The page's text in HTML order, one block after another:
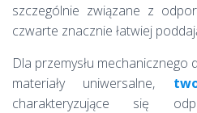
szczególnie związane z
czwarte znacznie łatwiej
Dla przemysłu mechanicznego
materiały uniwersalne,
charakteryzujące się